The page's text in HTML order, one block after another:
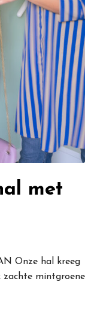
met
Onze hal kreeg
zachte mintgroene